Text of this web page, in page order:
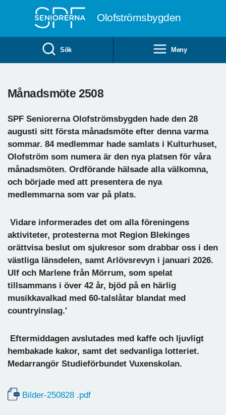
Olofströmsbygden
Sök Meny
Månadsmöte 2508
SPF Seniorerna Olofströmsbygden hade den 28
augusti sitt första månadsmöte efter denna varma
sommar. 84 medlemmar hade samlats i Kulturhuset,
Olofström som numera är den nya platsen för våra
månadsmöten. Ordförande hälsade alla välkomna,
och började med att presentera de nya
medlemmarna som var på plats.
Vidare informerades det om alla föreningens
aktiviteter, protesterna mot Region Blekinges
orättvisa beslut om sjukresor som drabbar oss i den
västliga länsdelen, samt Arlövsrevyn i januari 2026.
Ulf och Marlene från Mörrum, som spelat
tillsammans i över 42 år, bjöd på en härlig
musikkavalkad med 60-talslåtar blandat med
countryinslag.'
Eftermiddagen avslutades med kaffe och ljuvligt
hembakade kakor, samt det sedvanliga lotteriet.
Medarrangör Studieförbundet Vuxenskolan.
Bilder-250828 .pdf